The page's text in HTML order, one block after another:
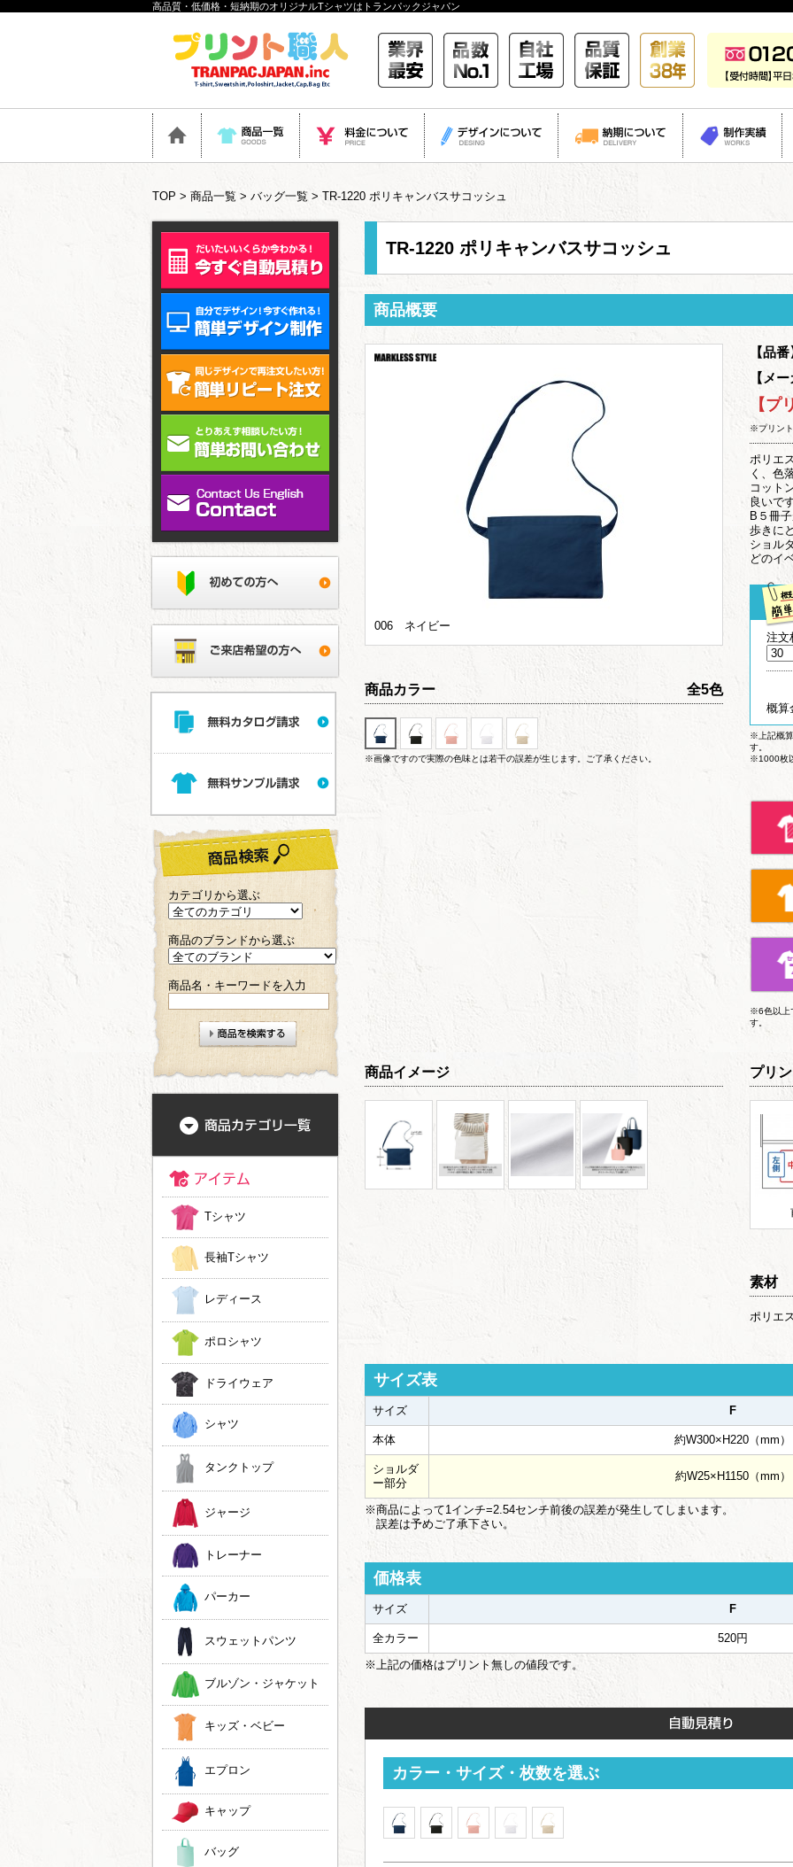
高品質・低価格・短納期のオリジナルTシャツはトランパックジャパン
TOP > 商品一覧 > バッグ一覧 > TR-1220 ポリキャンバスサコッシュ
TR-1220 ポリキャンバスサコッシュ
商品概要
006 ネイビー
商品カラー 全5色
※画像ですので実際の色味とは若干の誤差が生じます。ご了承ください。
【品
【メ
【プ
※プリン
ポリエ
く、色
コット
良いで
B５冊
歩きに
ショル
どのイ
注文
概算
※上記概
す。
※1000枚
※6色以上
す。
商品イメージ プリ
素材
ポリエ
サイズ表
サイズ F
本体 約W300×H220（mm）
ショルダ
ー部分
約W25×H1150（mm）
※商品によって1インチ=2.54センチ前後の誤差が発生してしまいます。
誤差は予めご了承下さい。
価格表
サイズ F
全カラー
520円
※上記の価格はプリント無しの値段です。
カラー・サイズ・枚数を選ぶ
カテゴリから選ぶ
商品のブランドから選ぶ
商品名・キーワードを入力
Tシャツ
長袖Tシャツ
レディース
ポロシャツ
ドライウェア
シャツ
タンクトップ
ジャージ
トレーナー
パーカー
スウェットパンツ
ブルゾン・ジャケット
キッズ・ベビー
エプロン
キャップ
バッグ